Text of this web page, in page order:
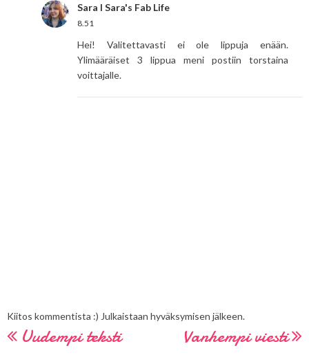
Sara I Sara's Fab Life
8.51
Hei! Valitettavasti ei ole lippuja enään.
Ylimääräiset 3 lippua meni postiin torstaina
voittajalle.
Kiitos kommentista :) Julkaistaan hyväksymisen jälkeen.
Uudempi teksti Vanhempi viesti